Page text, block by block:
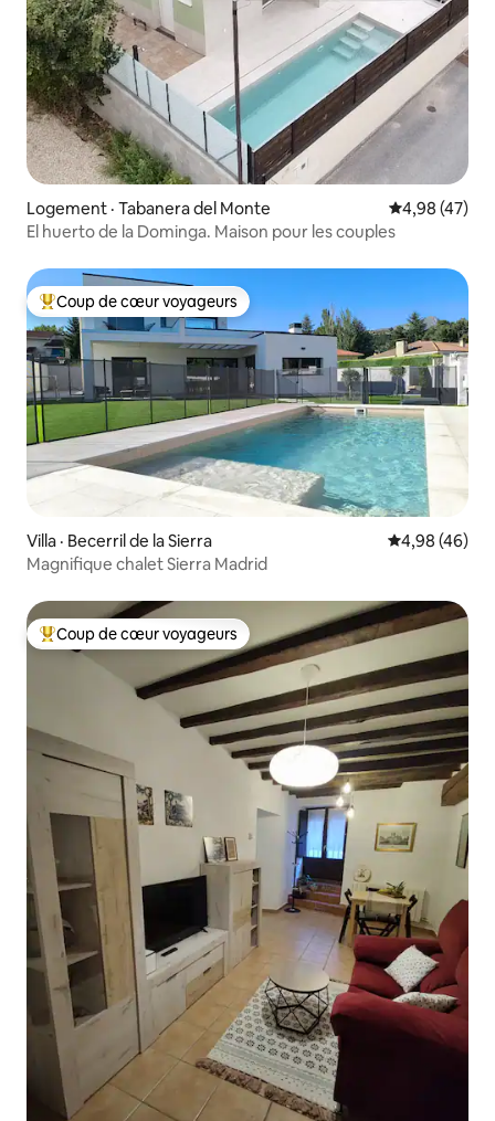
Logement · Tabanera del Monte Note
4,98 (47)
El huerto de la Dominga. Maison pour les couples
Coup de cœur voyageurs parmi les plus aimés
Coup de cœur voyageurs
Villa · Becerril de la Sierra Note
4,98 (46)
Magnifique chalet Sierra Madrid
Coup de cœur voyageurs parmi les plus aimés
Coup de cœur voyageurs